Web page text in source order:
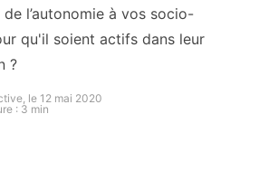
l’autonomie à vos socio-
qu'il soient actifs dans leur
?
le 12 mai 2020
: 3 min